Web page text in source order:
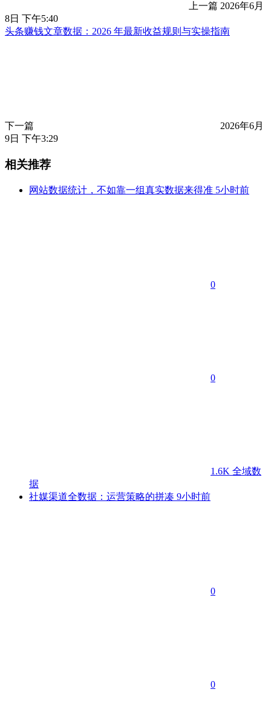
上一篇 2026年6月
8日 下午5:40
头条赚钱文章数据：2026 年最新收益规则与实操指南
下一篇
2026年6月
9日 下午3:29
相关推荐
网站数据统计，不如靠一组真实数据来得准 5小时前
0
0
1.6K 全域数
据
社媒渠道全数据：运营策略的拼凑 9小时前
0
0